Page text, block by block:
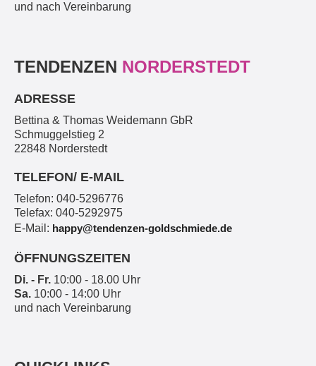
und nach Vereinbarung
TENDENZEN NORDERSTEDT
ADRESSE
Bettina & Thomas Weidemann GbR
Schmuggelstieg 2
22848 Norderstedt
TELEFON/ E-MAIL
Telefon: 040-5296776
Telefax: 040-5292975
E-Mail: happy@tendenzen-goldschmiede.de
ÖFFNUNGSZEITEN
Di. - Fr. 10:00 - 18.00 Uhr
Sa. 10:00 - 14:00 Uhr
und nach Vereinbarung